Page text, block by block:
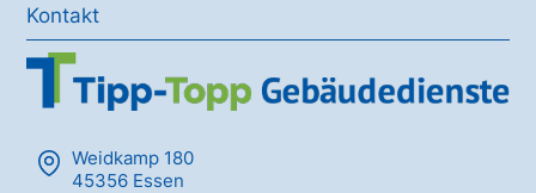
Kontakt
Weidkamp 180
45356 Essen